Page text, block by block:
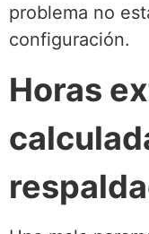
problema no
configuración.
Horas